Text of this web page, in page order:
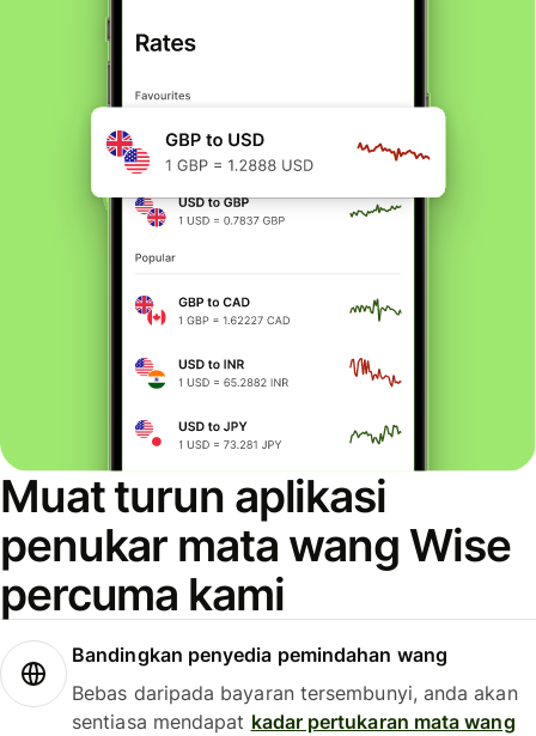
Muat turun aplikasi
penukar mata wang Wise
percuma kami
Bandingkan penyedia pemindahan wang
Bebas daripada bayaran tersembunyi, anda akan
sentiasa mendapat kadar pertukaran mata wang